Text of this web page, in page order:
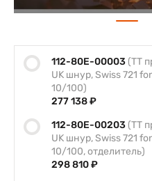
112-80E-00003 (TT
UK шнур, Swiss 721
10/100)
277 138 ₽
112-80E-00203 (TT
UK шнур, Swiss 721
10/100, отделитель)
298 810 ₽